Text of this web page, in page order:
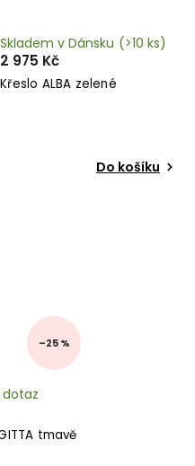
Křeslo ALBA zelené
Skladem v Dánsku (>10 ks)
2 975 Kč
Do košíku
–25 %
tmavě